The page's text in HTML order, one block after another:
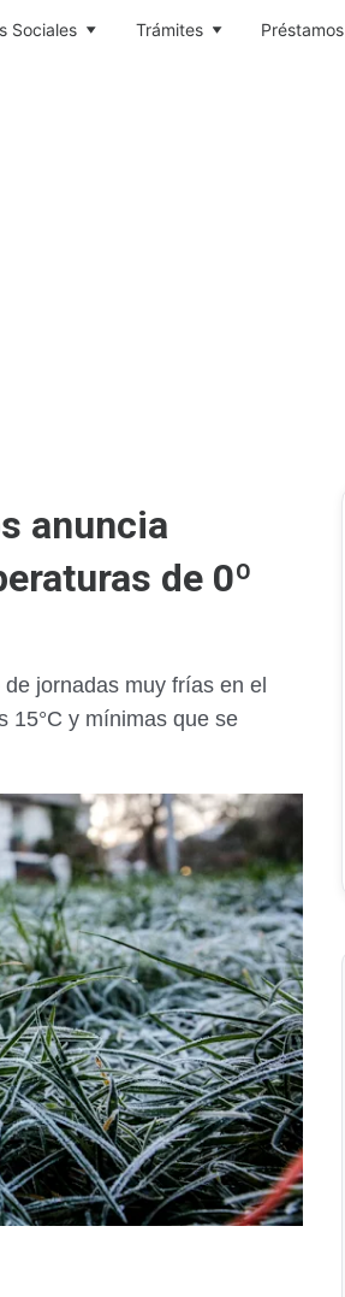
Sociales Trámites Préstamos
anuncia
de 0º
jornadas muy frías en el
15°C y mínimas que se